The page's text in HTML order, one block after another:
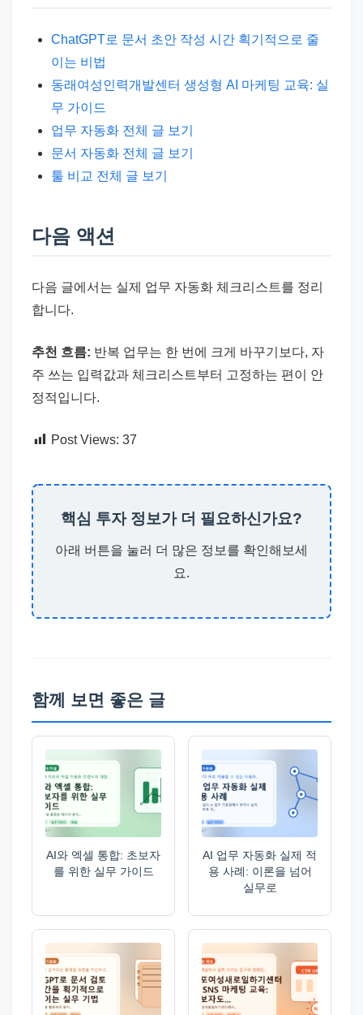
ChatGPT로 문서 초안 작성 시간 획기적으로 줄
이는 비법
동래여성인력개발센터 생성형 AI 마케팅 교육: 실
무 가이드
업무 자동화 전체 글 보기
문서 자동화 전체 글 보기
툴 비교 전체 글 보기
다음 액션
다음 글에서는 실제 업무 자동화 체크리스트를 정리
합니다.
추천 흐름: 반복 업무는 한 번에 크게 바꾸기보다, 자
주 쓰는 입력값과 체크리스트부터 고정하는 편이 안
정적입니다.
Post Views: 37
핵심 투자 정보가 더 필요하신가요?
아래 버튼을 눌러 더 많은 정보를 확인해보세
요.
함께 보면 좋은 글
AI와 엑셀 통합: 초보자
를 위한 실무 가이드
AI 업무 자동화 실제 적
용 사례: 이론을 넘어
실무로